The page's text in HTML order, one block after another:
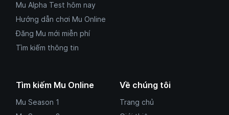
Mu Alpha Test hôm nay
Hướng dẫn chơi Mu Online
Đăng Mu mới miễn phí
Tìm kiếm thông tin
Tìm kiếm Mu Online
Mu Season 1
Về chúng tôi
Trang chủ